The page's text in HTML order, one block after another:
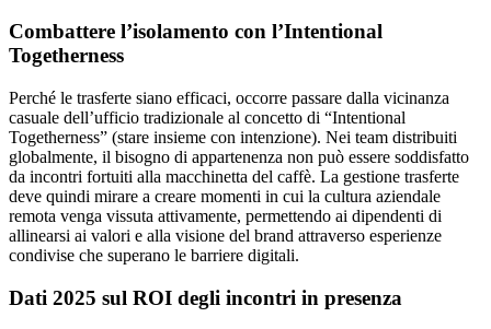
Combattere l’isolamento con l’Intentional
Togetherness
Perché le trasferte siano efficaci, occorre passare dalla vicinanza
casuale dell’ufficio tradizionale al concetto di “Intentional
Togetherness” (stare insieme con intenzione). Nei team distribuiti
globalmente, il bisogno di appartenenza non può essere soddisfatto
da incontri fortuiti alla macchinetta del caffè. La gestione trasferte
deve quindi mirare a creare momenti in cui la cultura aziendale
remota venga vissuta attivamente, permettendo ai dipendenti di
allinearsi ai valori e alla visione del brand attraverso esperienze
condivise che superano le barriere digitali.
Dati 2025 sul ROI degli incontri in presenza